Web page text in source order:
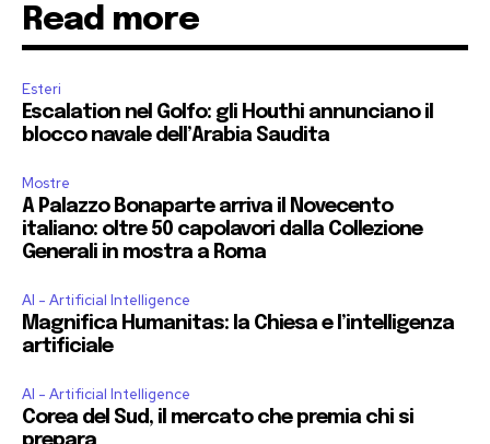
Read more
Esteri
Escalation nel Golfo: gli Houthi annunciano il
blocco navale dell’Arabia Saudita
Mostre
A Palazzo Bonaparte arriva il Novecento
italiano: oltre 50 capolavori dalla Collezione
Generali in mostra a Roma
AI - Artificial Intelligence
Magnifica Humanitas: la Chiesa e l’intelligenza
artificiale
AI - Artificial Intelligence
Corea del Sud, il mercato che premia chi si